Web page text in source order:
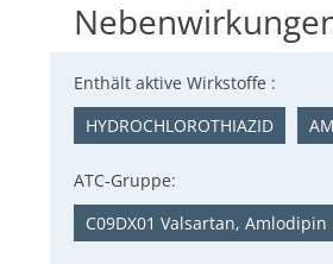
Enthält aktive Wirkstoffe :
HYDROCHLOROTHIAZID
ATC-Gruppe:
C09DX01 Valsartan,